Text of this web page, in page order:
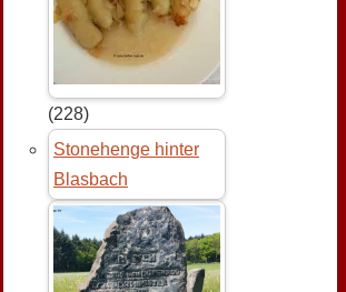
(228)
Stonehenge hinter
Blasbach